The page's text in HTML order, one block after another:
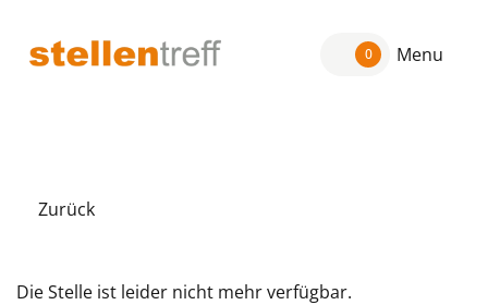
0 Menu
Zurück
Die Stelle ist leider nicht mehr verfügbar.